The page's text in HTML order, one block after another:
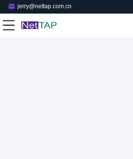
jerry@nettap.com.cn